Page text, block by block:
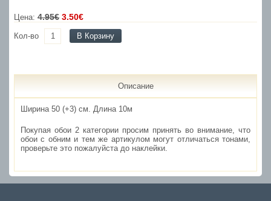
Цена: 4.95€ 3.50€
Кол-во В Корзину
Описание
Ширина 50 (+3) см. Длина 10м
Покупая обои 2 категории просим принять во внимание, что
обои с обним и тем же артикулом могут отличаться тонами,
проверьте это пожалуйста до наклейки.